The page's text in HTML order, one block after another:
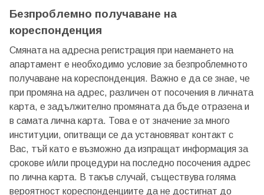
Безпроблемно получаване на
кореспонденция
Смяната на адресна регистрация при наемането на
апартамент е необходимо условие за безпроблемното
получаване на кореспонденция. Важно е да се знае, че
при промяна на адрес, различен от посочения в личната
карта, е задължително промяната да бъде отразена и
в самата лична карта. Това е от значение за много
институции, опитващи се да установяват контакт с
Вас, тъй като е възможно да изпращат информация за
срокове и/или процедури на последно посочения адрес
по лична карта. В такъв случай, съществува голяма
вероятност кореспонденциите да не достигнат до